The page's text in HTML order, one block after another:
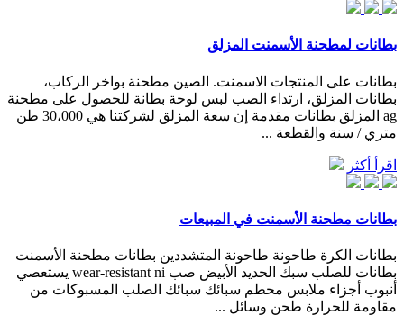
بطانات لمطحنة الأسمنت المزلق
بطانات على المنتجات الاسمنت. الصين مطحنة بواخر الركاب،
بطانات المزلق، ارتداء الصب لبس لوحة بطانة للحصول على مطحنة
ag المزلق بطانات مقدمة إن سعة المزلق لشركتنا هي 30،000 طن
متري / سنة والقطعة ...
اقرأ أكثر
بطانات مطحنة الأسمنت في المبيعات
بطانات الكرة طاحونة طاحونة المتشددين بطانات مطحنة الأسمنت
بطانات للصلب سبك الحديد الأبيض صب wear-resistant ni يستعصي
أنبوب أجزاء ملابس محطم سبائك سبائك الصلب المسبوكات من
مقاومة للحرارة طحن وسائل ...